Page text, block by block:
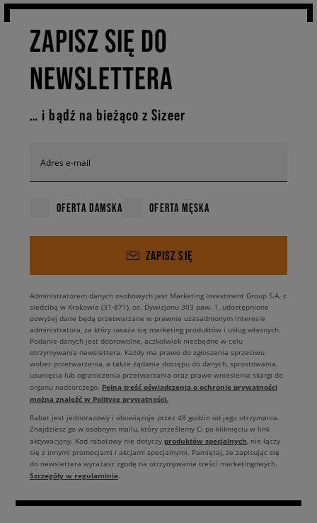
ZAPISZ SIĘ DO
NEWSLETTERA
… i bądź na bieżąco z Sizeer
Adres e-mail
OFERTA DAMSKA OFERTA MĘSKA
ZAPISZ SIĘ
Administratorem danych osobowych jest Marketing Investment Group S.A. z
siedzibą w Krakowie (31-871), os. Dywizjonu 303 paw. 1, udostępnione
powyżej dane będą przetwarzane w prawnie uzasadnionym interesie
administratora, za który uważa się marketing produktów i usług własnych.
Podanie danych jest dobrowolne, aczkolwiek niezbędne w celu
otrzymywania newslettera. Każdy ma prawo do zgłoszenia sprzeciwu
wobec przetwarzania, a także żądania dostępu do danych, sprostowania,
usunięcia lub ograniczenia przetwarzania oraz prawo wniesienia skargi do
organu nadzorczego. Pełną treść oświadczenia o ochronie prywatności
można znaleźć w Polityce prywatności.
Rabat jest jednorazowy i obowiązuje przez 48 godzin od jego otrzymania.
Znajdziesz go w osobnym mailu, który prześlemy Ci po kliknięciu w link
aktywacyjny. Kod rabatowy nie dotyczy produktów specjalnych, nie łączy
się z innymi promocjami i akcjami specjalnymi. Pamiętaj, że zapisując się
do newslettera wyrażasz zgodę na otrzymywanie treści marketingowych.
Szczegóły w regulaminie.